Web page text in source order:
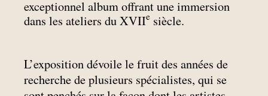
exceptionnel album offrant une immersion
dans les ateliers du XVIIe siècle.
L’exposition dévoile le fruit des années de
recherche de plusieurs spécialistes, qui se